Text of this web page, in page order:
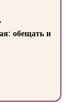
обещать и